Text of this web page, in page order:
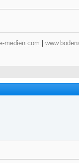
medien.com